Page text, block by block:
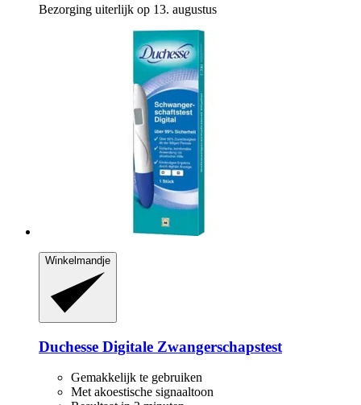
Bezorging uiterlijk op 13. augustus
Winkelmandje
Duchesse Digitale Zwangerschapstest
Gemakkelijk te gebruiken
Met akoestische signaaltoon